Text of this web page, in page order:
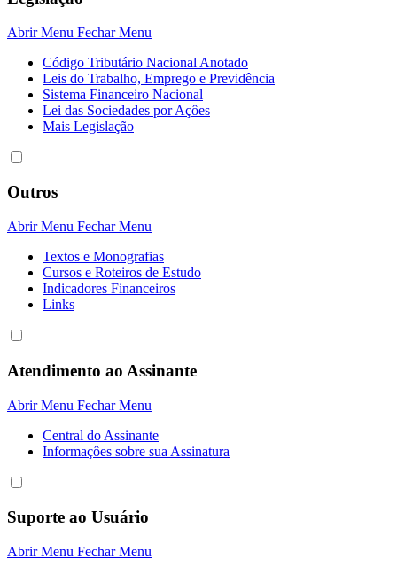
Abrir Menu Fechar Menu
Código Tributário Nacional Anotado
Leis do Trabalho, Emprego e Previdência
Sistema Financeiro Nacional
Lei das Sociedades por Açôes
Mais Legislação
Outros
Abrir Menu Fechar Menu
Textos e Monografias
Cursos e Roteiros de Estudo
Indicadores Financeiros
Links
Atendimento ao Assinante
Abrir Menu Fechar Menu
Central do Assinante
Informaçôes sobre sua Assinatura
Suporte ao Usuário
Abrir Menu Fechar Menu